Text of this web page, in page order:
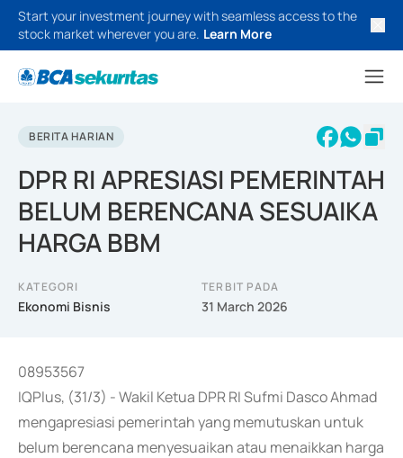
Start your investment journey with seamless access to the
stock market wherever you are. Learn More
BERITA HARIAN
DPR RI APRESIASI PEMERINTAH
BELUM BERENCANA SESUAIKA
HARGA BBM
KATEGORI
Ekonomi Bisnis
TERBIT PADA
31 March 2026
08953567
IQPlus, (31/3) - Wakil Ketua DPR RI Sufmi Dasco Ahmad
mengapresiasi pemerintah yang memutuskan untuk
belum berencana menyesuaikan atau menaikkan harga